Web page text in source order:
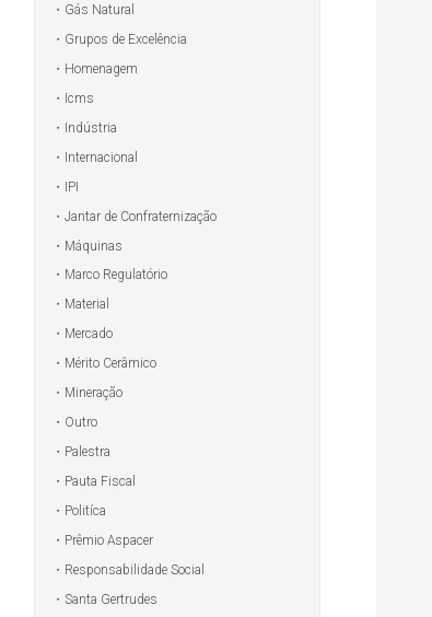
Gás Natural
Grupos de Excelência
Homenagem
Icms
Indústria
Internacional
IPI
Jantar de Confraternização
Máquinas
Marco Regulatório
Material
Mercado
Mérito Cerâmico
Mineração
Outro
Palestra
Pauta Fiscal
Politíca
Prêmio Aspacer
Responsabilidade Social
Santa Gertrudes